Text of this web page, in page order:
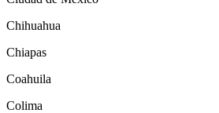
Chihuahua
Chiapas
Coahuila
Colima